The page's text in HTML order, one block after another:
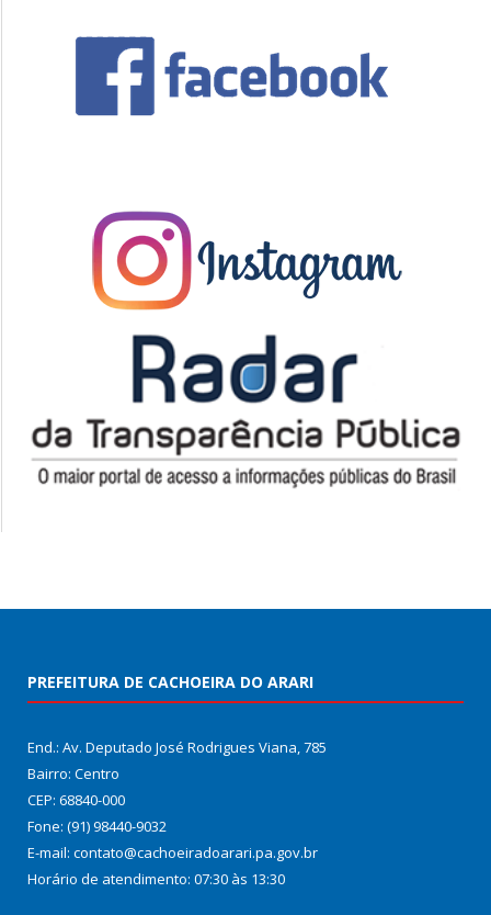
PREFEITURA DE CACHOEIRA DO ARARI
End.: Av. Deputado José Rodrigues Viana, 785
Bairro: Centro
CEP: 68840-000
Fone: (91) 98440-9032
E-mail: contato@cachoeiradoarari.pa.gov.br
Horário de atendimento: 07:30 às 13:30